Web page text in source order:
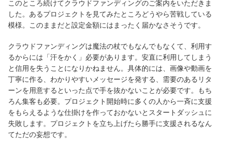
このところ続けてクラウドファンディングのご案内をいただきま
した。あるプロジェクトを見てみたところどうやら苦戦している
模様。このままだと設定金額にはまったく届かなさそうです。
クラウドファンディングは魔法の杖でもなんでもなくて、利用す
るからには「汗をかく」必要があります。安直に利用してしまう
と信用を失うことになりかねません。具体的には、画像や動画を
丁寧に作る、わかりやすいメッセージを発する、需要のあるリタ
ーンを用意するといった点で手を抜かないことが必要です。もち
ろん集客も必要。プロジェクト開始時に多くの人から一斉に支援
をもらえるような仕掛けを作っておかないとスタートダッシュに
失敗します。プロジェクトを立ち上げたら勝手に支援されるなん
てただの妄想です。